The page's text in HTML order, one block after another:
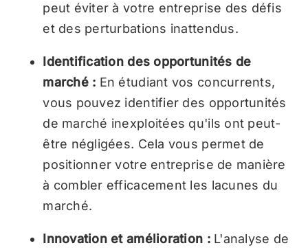
peut éviter à votre entreprise des défis
et des perturbations inattendus.
Identification des opportunités de
marché : En étudiant vos concurrents,
vous pouvez identifier des opportunités
de marché inexploitées qu'ils ont peut-
être négligées. Cela vous permet de
positionner votre entreprise de manière
à combler efficacement les lacunes du
marché.
Innovation et amélioration : L'analyse de